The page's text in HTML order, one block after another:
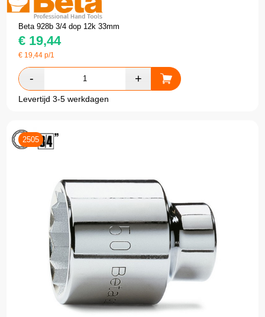
Beta 928b 3/4 dop 12k 33mm
€ 19,44
€ 19,44 p/1
Levertijd 3-5 werkdagen
2505